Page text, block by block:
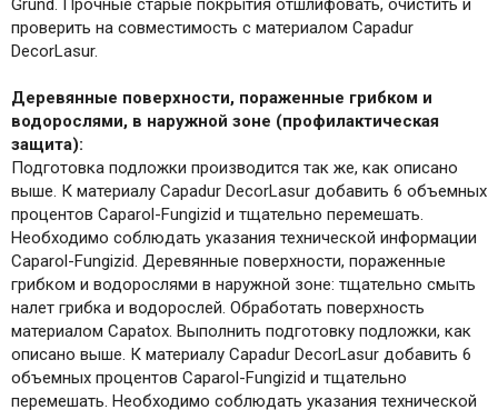
Grund. Прочные старые покрытия отшлифовать, очистить и
проверить на совместимость с материалом Capadur
DecorLasur.
Деревянные поверхности, пораженные грибком и
водорослями, в наружной зоне (профилактическая
защита):
Подготовка подложки производится так же, как описано
выше. К материалу Capadur DecorLasur добавить 6 объемных
процентов Caparol-Fungizid и тщательно перемешать.
Необходимо соблюдать указания технической информации
Caparol-Fungizid. Деревянные поверхности, пораженные
грибком и водорослями в наружной зоне: тщательно смыть
налет грибка и водорослей. Обработать поверхность
материалом Capatox. Выполнить подготовку подложки, как
описано выше. К материалу Capadur DecorLasur добавить 6
объемных процентов Caparol-Fungizid и тщательно
перемешать. Необходимо соблюдать указания технической